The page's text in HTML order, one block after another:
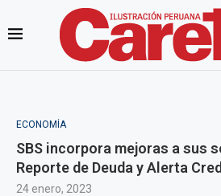
ECONOMÍA
SBS incorpora mejoras a sus
Reporte de Deuda y Alerta
24 enero, 2023